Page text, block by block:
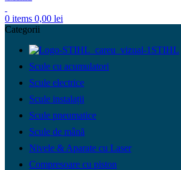
0 items 0,00 lei
Categorii
STIHL
Scule cu acumulatori
Scule electrice
Scule instalații
Scule pneumatice
Scule de mână
Nivele & Aparate cu Laser
Compresoare cu piston